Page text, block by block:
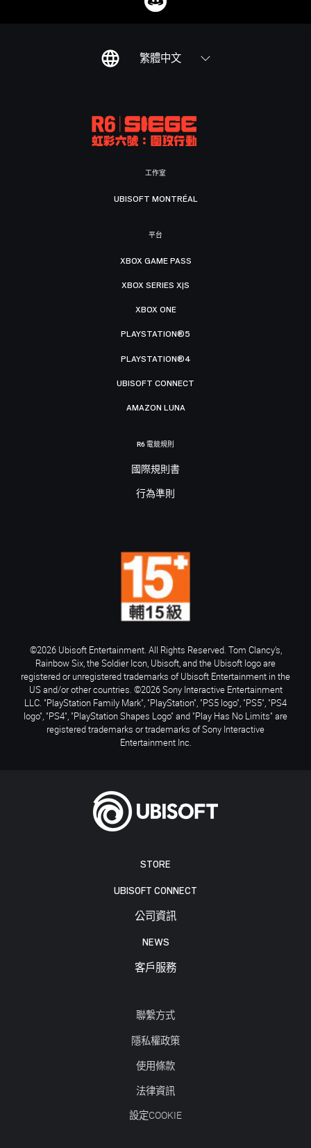
繁體中文
STORE
UBISOFT CONNECT
公司資訊
NEWS
客戶服務
聯繫方式
隱私權政策
使用條款
法律資訊
設定COOKIE
工作室
UBISOFT MONTRÉAL
平台
XBOX GAME PASS
XBOX SERIES X|S
XBOX ONE
PLAYSTATION®5
PLAYSTATION®4
UBISOFT CONNECT
AMAZON LUNA
R6 電競規則
國際規則書
行為準則
©2026 Ubisoft Entertainment. All Rights Reserved. Tom Clancy’s,
Rainbow Six, the Soldier Icon, Ubisoft, and the Ubisoft logo are
registered or unregistered trademarks of Ubisoft Entertainment in the
US and/or other countries. ©2026 Sony Interactive Entertainment
LLC. "PlayStation Family Mark", "PlayStation", "PS5 logo", "PS5", "PS4
logo", "PS4", "PlayStation Shapes Logo" and "Play Has No Limits" are
registered trademarks or trademarks of Sony Interactive
Entertainment Inc.